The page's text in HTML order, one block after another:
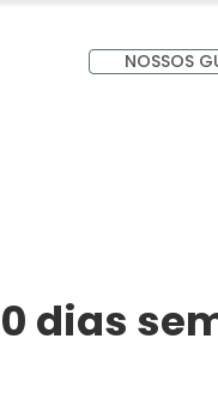
NOSSOS
dias